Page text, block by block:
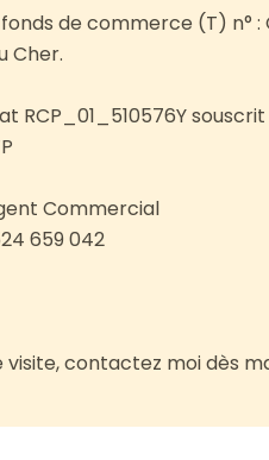
de commerce (T) n° :
Cher.
souscrit
Commercial
659 042
visite, contactez moi dès